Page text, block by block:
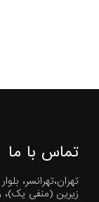
تماس با ما
تهران،تهرانسر،
زیرین (منفی یک)،